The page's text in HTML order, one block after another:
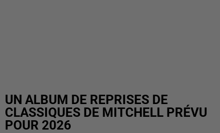
UN ALBUM DE REPRISES DE
CLASSIQUES DE MITCHELL PRÉVU
POUR 2026